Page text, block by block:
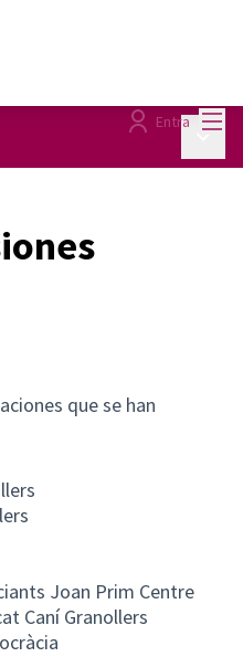
Entra
que se han
Joan Prim Centre
Caní Granollers